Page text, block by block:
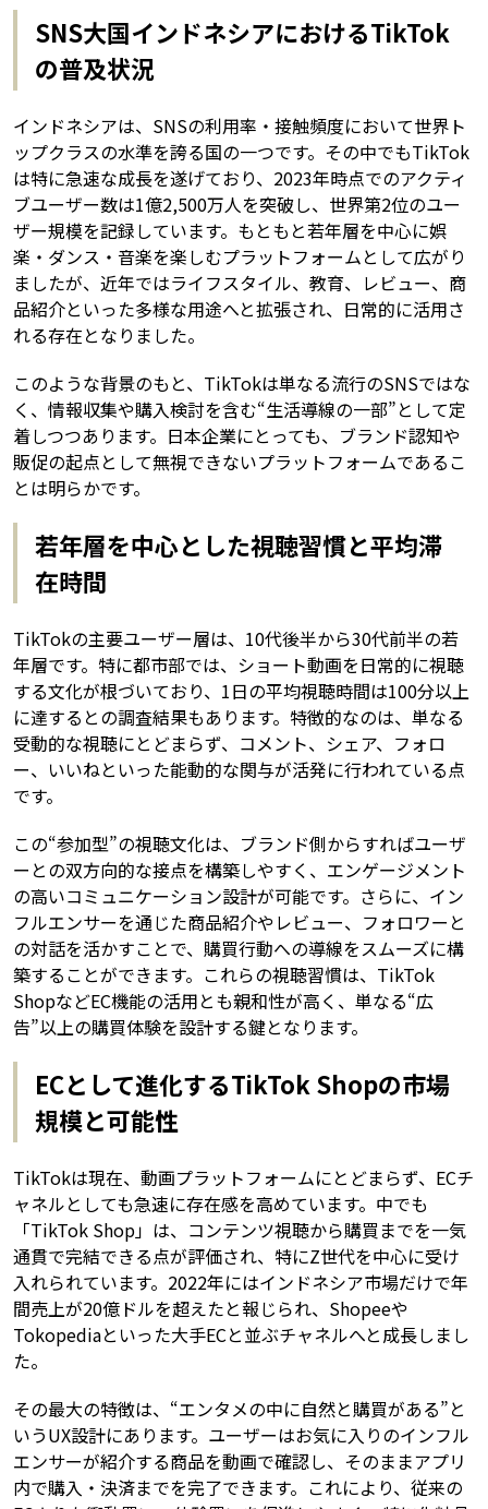
SNS大国インドネシアにおけるTikTok
の普及状況
インドネシアは、SNSの利用率・接触頻度において世界ト
ップクラスの水準を誇る国の一つです。その中でもTikTok
は特に急速な成長を遂げており、2023年時点でのアクティ
ブユーザー数は1億2,500万人を突破し、世界第2位のユー
ザー規模を記録しています。もともと若年層を中心に娯
楽・ダンス・音楽を楽しむプラットフォームとして広がり
ましたが、近年ではライフスタイル、教育、レビュー、商
品紹介といった多様な用途へと拡張され、日常的に活用さ
れる存在となりました。
このような背景のもと、TikTokは単なる流行のSNSではな
く、情報収集や購入検討を含む“生活導線の一部”として定
着しつつあります。日本企業にとっても、ブランド認知や
販促の起点として無視できないプラットフォームであるこ
とは明らかです。
若年層を中心とした視聴習慣と平均滞
在時間
TikTokの主要ユーザー層は、10代後半から30代前半の若
年層です。特に都市部では、ショート動画を日常的に視聴
する文化が根づいており、1日の平均視聴時間は100分以上
に達するとの調査結果もあります。特徴的なのは、単なる
受動的な視聴にとどまらず、コメント、シェア、フォロ
ー、いいねといった能動的な関与が活発に行われている点
です。
この“参加型”の視聴文化は、ブランド側からすればユーザ
ーとの双方向的な接点を構築しやすく、エンゲージメント
の高いコミュニケーション設計が可能です。さらに、イン
フルエンサーを通じた商品紹介やレビュー、フォロワーと
の対話を活かすことで、購買行動への導線をスムーズに構
築することができます。これらの視聴習慣は、TikTok
ShopなどEC機能の活用とも親和性が高く、単なる“広
告”以上の購買体験を設計する鍵となります。
ECとして進化するTikTok Shopの市場
規模と可能性
TikTokは現在、動画プラットフォームにとどまらず、ECチ
ャネルとしても急速に存在感を高めています。中でも
「TikTok Shop」は、コンテンツ視聴から購買までを一気
通貫で完結できる点が評価され、特にZ世代を中心に受け
入れられています。2022年にはインドネシア市場だけで年
間売上が20億ドルを超えたと報じられ、Shopeeや
Tokopediaといった大手ECと並ぶチャネルへと成長しまし
た。
その最大の特徴は、“エンタメの中に自然と購買がある”と
いうUX設計にあります。ユーザーはお気に入りのインフル
エンサーが紹介する商品を動画で確認し、そのままアプリ
内で購入・決済までを完了できます。これにより、従来の